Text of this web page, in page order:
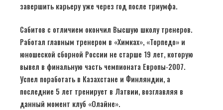
завершить карьеру уже через год после триумфа.
Сабитов с отличием окончил Высшую школу тренеров.
Работал главным тренером в «Химках», «Торпедо» и
юношеской сборной России не старше 19 лет, которую
вывел в финальную часть чемпионата Европы-2007.
Успел поработать в Казахстане и Финляндии, а
последние 5 лет тренирует в Латвии, возглавляя в
данный момент клуб «Олайне».